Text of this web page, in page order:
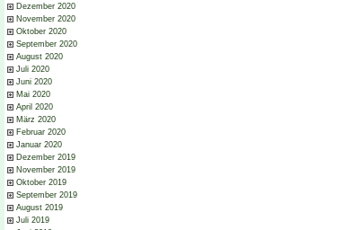
Dezember 2020
November 2020
Oktober 2020
September 2020
August 2020
Juli 2020
Juni 2020
Mai 2020
April 2020
März 2020
Februar 2020
Januar 2020
Dezember 2019
November 2019
Oktober 2019
September 2019
August 2019
Juli 2019